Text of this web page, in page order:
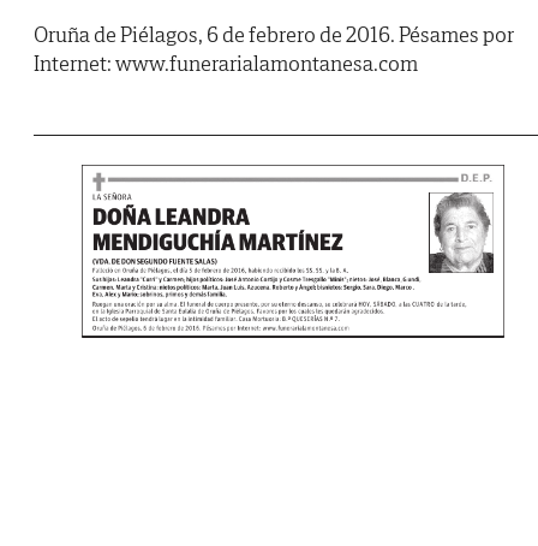
Oruña de Piélagos, 6 de febrero de 2016. Pésames por
Internet: www.funerarialamontanesa.com